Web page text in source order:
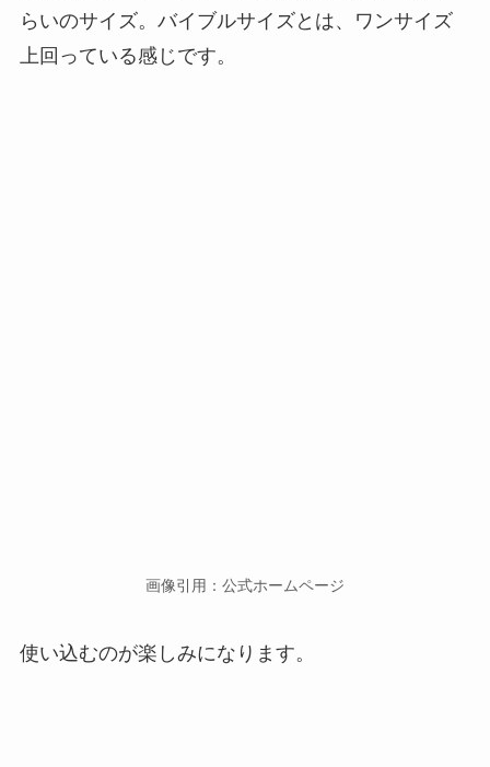
らいのサイズ。バイブルサイズとは、ワンサイズ
上回っている感じです。
画像引用：公式ホームページ
使い込むのが楽しみになります。